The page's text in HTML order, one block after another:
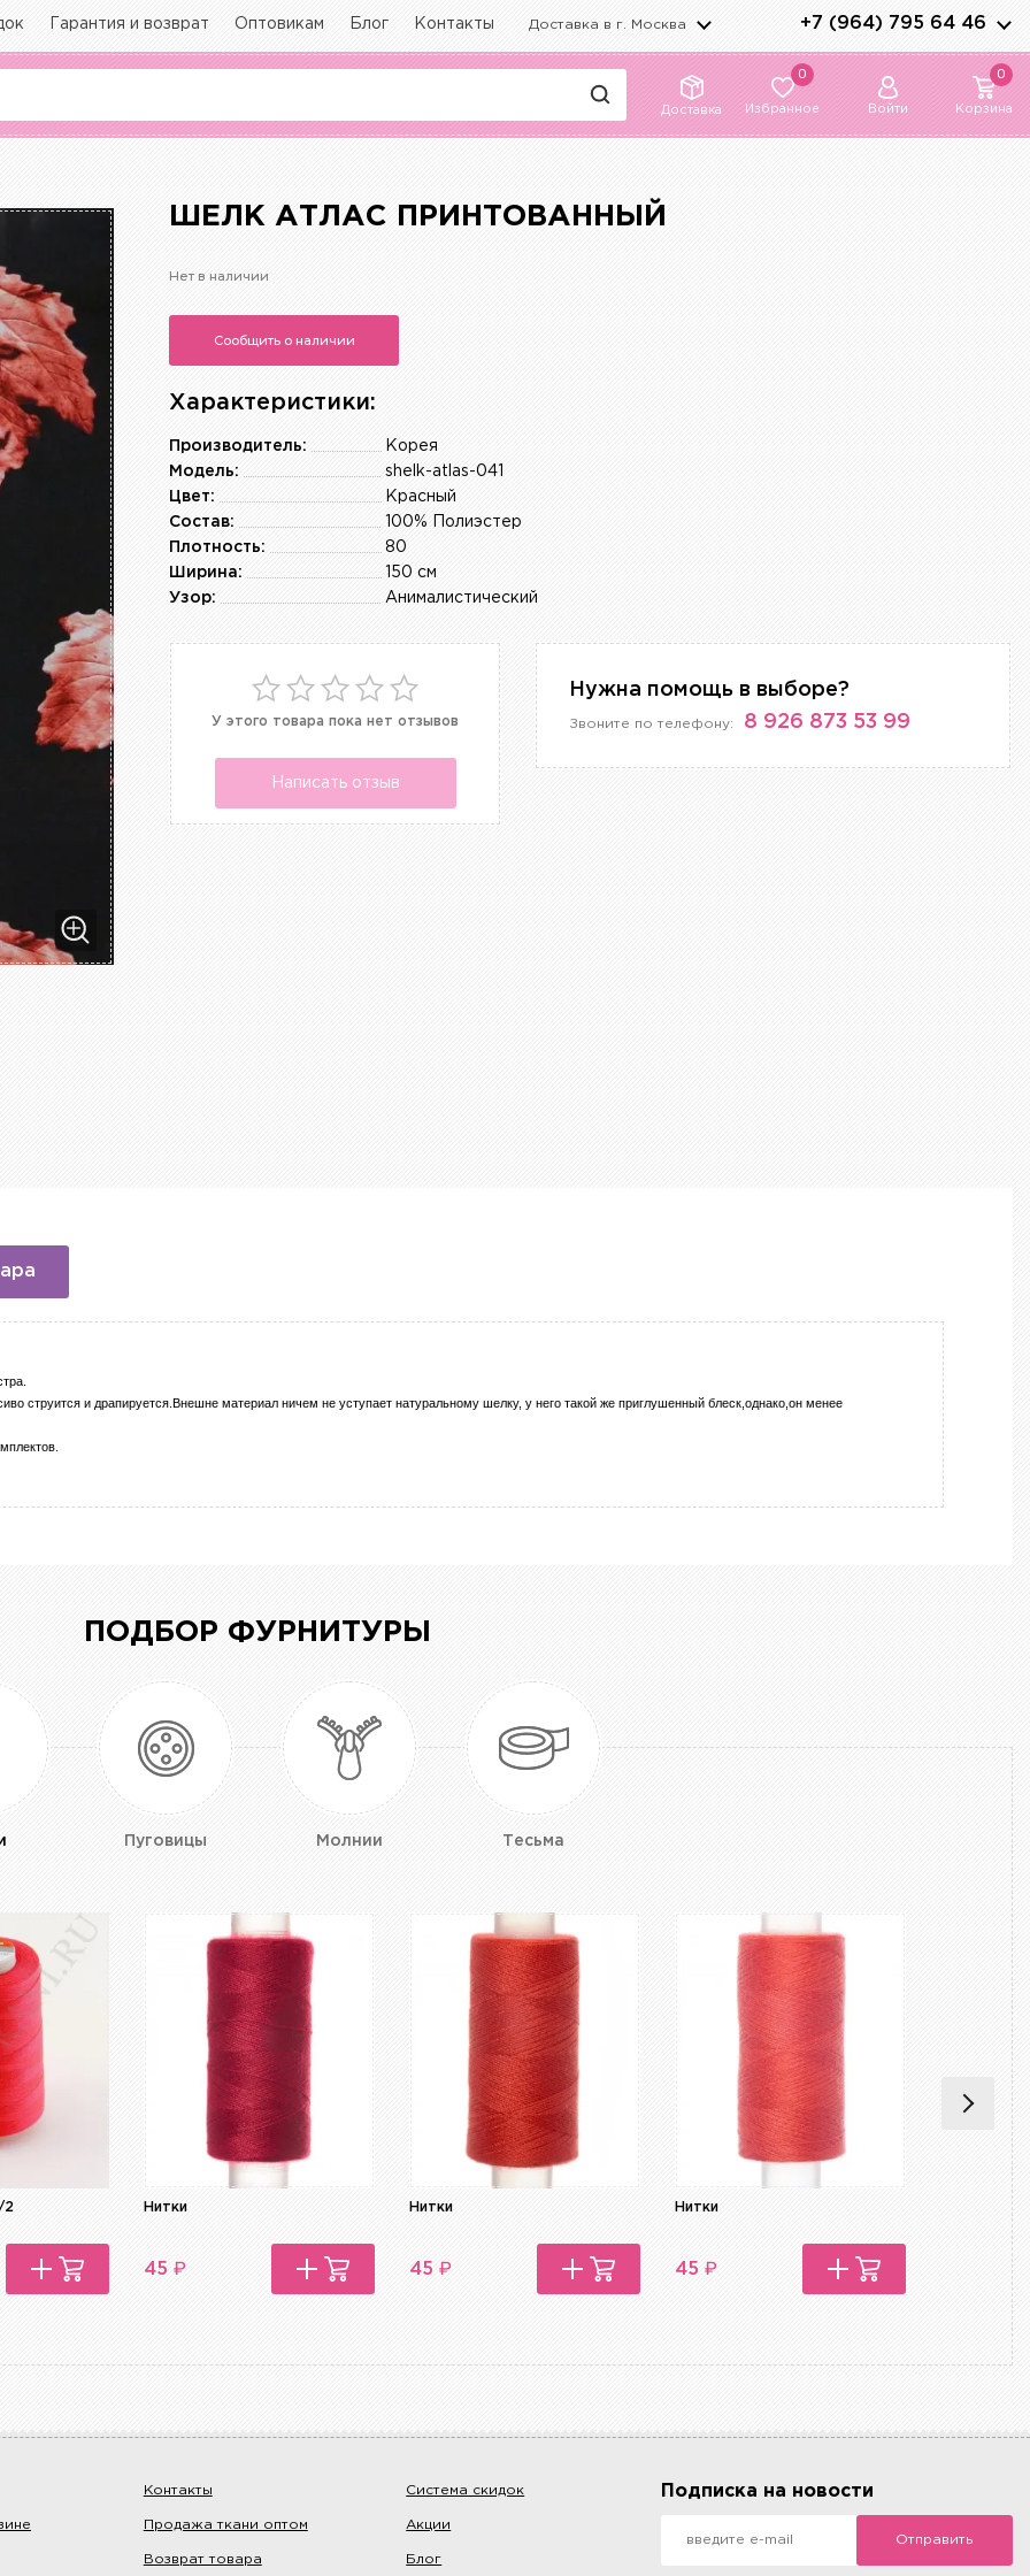
Гарантия и возврат Оптовикам Блог Контакты Доставка в г. Москва +7 (964) 795 64 46
Доставка
0
Избранное Войти
0
Корзина
ШЕЛК АТЛАС ПРИНТОВАННЫЙ
Нет в наличии
Сообщить о наличии
Характеристики:
Корея
Производитель:
shelk-atlas-041
Модель:
Красный
Цвет:
100% Полиэстер
Состав:
80
Плотность:
150 см
Ширина:
Анималистический
Узор:
У этого товара пока нет отзывов
Написать отзыв
Нужна помощь в выборе?
Звоните по телефону: 8 926 873 53 99
струится и драпируется.Внешне материал ничем не уступает натуральному шелку, у него такой же приглушенный блеск,однако,он менее
ПОДБОР ФУРНИТУРЫ
Пуговицы Молнии Тесьма
2 Нитки
45 ₽
Нитки
45 ₽
Нитки
45 ₽
Контакты
Продажа ткани оптом
Возврат товара
Система скидок
Акции
Блог
Подписка на новости
Отправить